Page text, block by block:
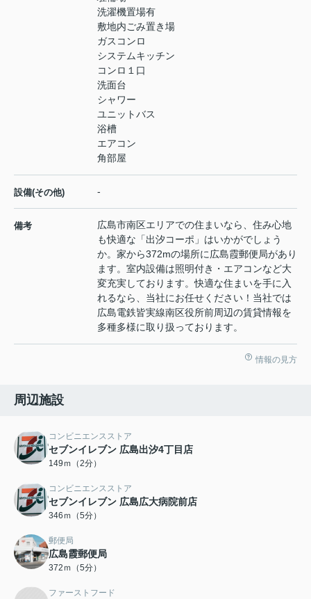
洗濯機置場有
敷地内ごみ置き場
ガスコンロ
システムキッチン
コンロ１口
洗面台
シャワー
ユニットバス
浴槽
エアコン
角部屋
設備(その他) -
備考
広島市南区エリアでの住まいなら、住み心地
も快適な「出汐コーポ」はいかがでしょう
か。家から372mの場所に広島霞郵便局があり
ます。室内設備は照明付き・エアコンなど大
変充実しております。快適な住まいを手に入
れるなら、当社にお任せください！当社では
広島電鉄皆実線南区役所前周辺の賃貸情報を
多種多様に取り扱っております。
情報の見方
周辺施設
コンビニエンスストア
セブンイレブン 広島出汐4丁目店
149ｍ（2分）
コンビニエンスストア
セブンイレブン 広島広大病院前店
346ｍ（5分）
郵便局
広島霞郵便局
372ｍ（5分）
ファーストフード